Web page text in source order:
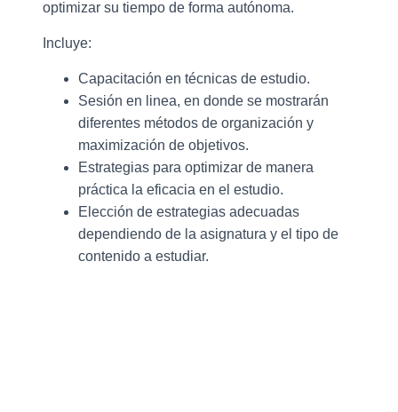
optimizar su tiempo de forma autónoma.
Incluye:
Capacitación en técnicas de estudio.
Sesión en linea, en donde se mostrarán
diferentes métodos de organización y
maximización de objetivos.
Estrategias para optimizar de manera
práctica la eficacia en el estudio.
Elección de estrategias adecuadas
dependiendo de la asignatura y el tipo de
contenido a estudiar.